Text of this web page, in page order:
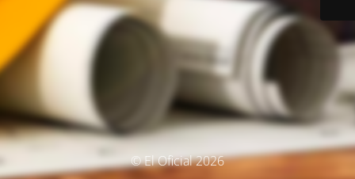
© El Oficial 2026